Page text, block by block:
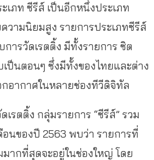
เภท ซีรีส์ เป็นอีกหนึ่งประเภท
วามนิยมสูง รายการประเภทซีรีส์
การวัดเรตติ้ง มีทั้งรายการ ซิต
ป็นตอนๆ ซึ่งมีทั้งของไทยและต่าง
กอากาศในหลายช่องทีวีดิจิทัล
เรตติ้ง กลุ่มรายการ “ซีรีส์” รวม
อนของปี 2563 พบว่า รายการที่
ากที่สุดจะอยู่ในช่องใหญ่ โดย